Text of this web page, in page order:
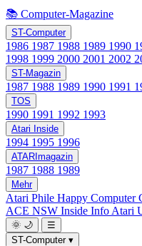
📚 Computer-Magazine
ST-Computer
1986 1987 1988 1989 1990
1998 1999 2000 2001 2002
ST-Magazin
1987 1988 1989 1990 1991
TOS
1990 1991 1992 1993
Atari Inside
1994 1995 1996
ATARImagazin
1987 1988 1989
Mehr
Atari Phile Happy Computer
ACE NSW Inside Info Atari
🌞 🌙
☰
ST-Computer ▾